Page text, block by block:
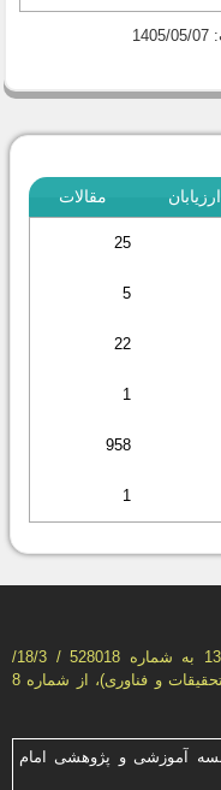
ارزیابان مقالات
25
5
22
1
958
1
این فصل‌نامه، براساس نامه مورخ 1392/09/20 به شماره 528018 / 18/3/
كمیسیون نشریات علمی كشور(وزارت علوم، تحقیقات و فناوری)، از شماره 8
آموزشی و پژوهشی امام